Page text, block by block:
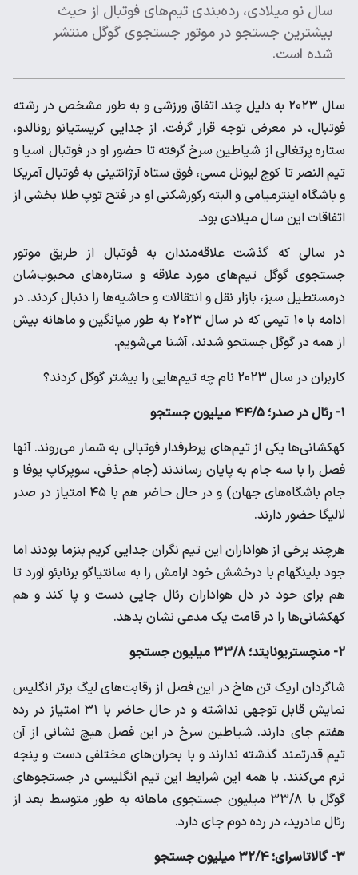
سال نو میلادی، رده‌بندی تیم‌های فوتبال از حیث
بیشترین جستجو در موتور جستجوی گوگل منتشر
شده است.
سال ۲۰۲۳ به دلیل چند اتفاق ورزشی و به طور مشخص در رشته
فوتبال، در معرض توجه قرار گرفت. از جدایی کریستیانو رونالدو،
ستاره پرتغالی از شیاطین سرخ گرفته تا حضور او در فوتبال آسیا و
تیم النصر تا کوچ لیونل مسی، فوق ستاه آرژانتینی به فوتبال آمریکا
و باشگاه اینترمیامی و البته رکورشکنی او در فتح توپ طلا بخشی از
اتفاقات این سال میلادی بود.
در سالی که گذشت علاقه‌مندان به فوتبال از طریق موتور
جستجوی گوگل تیم‌های مورد علاقه و ستاره‌های محبوب‌شان
درمستطیل سبز، بازار نقل و انتقالات و حاشیه‌ها را دنبال کردند. در
ادامه با ۱۰ تیمی که در سال ۲۰۲۳ به طور میانگین و ماهانه بیش
از همه در گوگل جستجو شدند، آشنا می‌شویم.
کاربران در سال ۲۰۲۳ نام‌ چه تیم‌هایی را بیشتر گوگل کردند؟
۱- رئال در صدر؛‌ ۴۴/۵ میلیون جستجو
کهکشانی‌ها یکی از تیم‌های پرطرفدار فوتبالی به شمار می‌روند. آنها
فصل را با سه جام به پایان رساندند (جام حذفی، سوپرکاپ یوفا و
جام باشگاه‌های جهان) و در حال حاضر هم با ۴۵ امتیاز در صدر
لالیگا حضور دارند.
هرچند برخی از هواداران این تیم نگران جدایی کریم‌ بنزما بودند اما
جود بلینگهام با درخشش خود آرامش را به سانتیاگو برنابئو آورد تا
هم برای خود در دل هواداران رئال جایی دست و پا کند و هم
کهکشانی‌ها را در قامت یک مدعی نشان بدهد.
۲- منچستریونایتد؛‌ ۳۳/۸ میلیون جستجو
شاگردان اریک تن هاخ در این فصل از رقابت‌های لیگ برتر انگلیس
نمایش قابل توجهی نداشته و در حال حاضر با ۳۱ امتیاز در رده
هفتم جای دارند. شیاطین سرخ در این فصل هیچ نشانی از آن
تیم قدرتمند گذشته ندارند و با بحران‌های مختلفی دست و پنجه
نرم می‌کنند. با همه این شرایط این تیم انگلیسی در جستجوهای
گوگل با ۳۳/۸ میلیون جستجوی ماهانه به طور متوسط بعد از
رئال مادرید، در رده دوم جای دارد.
۳- گالاتاسرای؛ ۳۲/۴ میلیون جستجو